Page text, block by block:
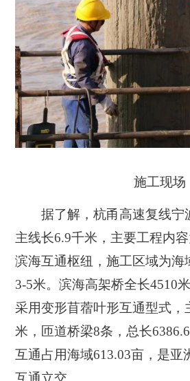
施工现场
据了解，杭甬高速复线宁
主线长6.9千米，主要工程内
滨海互通枢纽，施工区域为海
3-5米。滨海高架桥全长4510
采用变形苜蓿叶形互通型式，
米，匝道桥梁8条，总长
互通占用海域613.03亩，是亚